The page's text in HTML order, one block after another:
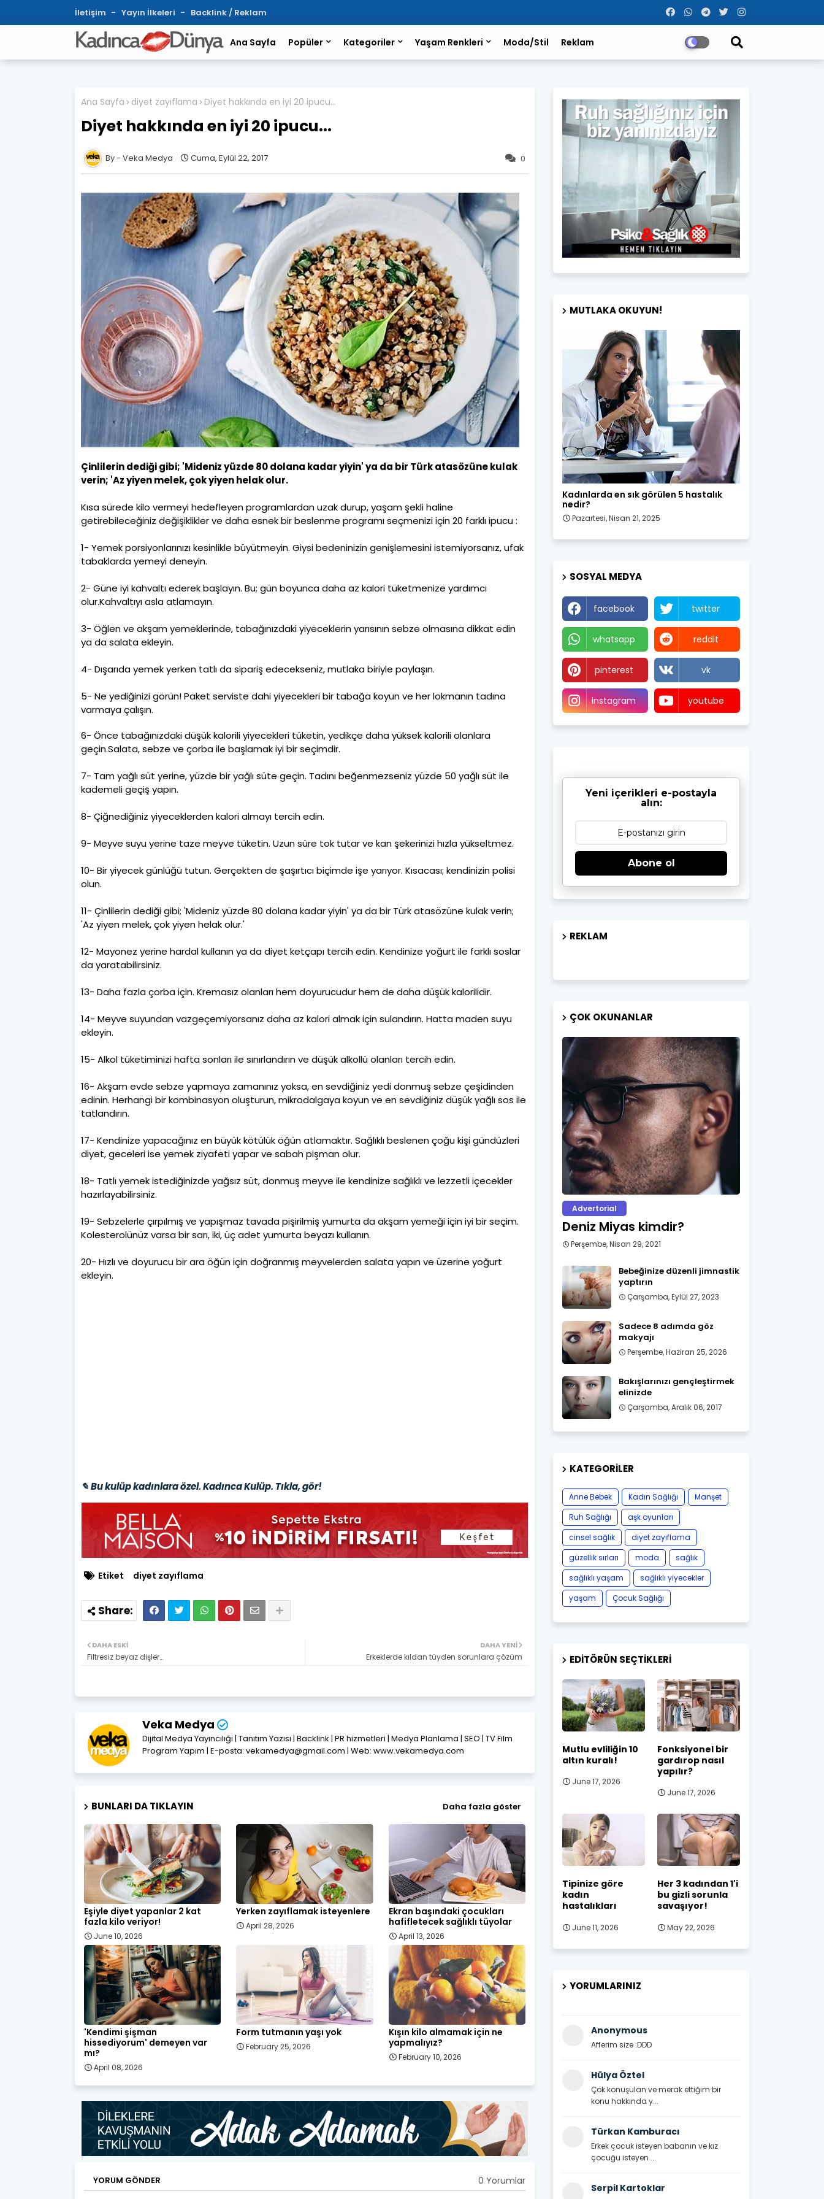
İletişim Yayın İlkeleri Backlink / Reklam
Ana Sayfa Popüler Kategoriler Yaşam Renkleri Moda/Stil Reklam
Ana Sayfa diyet zayıflama Diyet hakkında en iyi 20 ipucu...
Diyet hakkında en iyi 20 ipucu...
0
Veka Medya Cuma, Eylül 22, 2017
Çinlilerin dediği gibi; 'Mideniz yüzde 80 dolana kadar yiyin' ya da bir Türk atasözüne kulak
verin; 'Az yiyen melek, çok yiyen helak olur.
Kısa sürede kilo vermeyi hedefleyen programlardan uzak durup, yaşam şekli haline
getirebileceğiniz değişiklikler ve daha esnek bir beslenme programı seçmenizi için 20 farklı ipucu :
1- Yemek porsiyonlarınızı kesinlikle büyütmeyin. Giysi bedeninizin genişlemesini istemiyorsanız, ufak
tabaklarda yemeyi deneyin.
2- Güne iyi kahvaltı ederek başlayın. Bu; gün boyunca daha az kalori tüketmenize yardımcı
olur.Kahvaltıyı asla atlamayın.
3- Öğlen ve akşam yemeklerinde, tabağınızdaki yiyeceklerin yarısının sebze olmasına dikkat edin
ya da salata ekleyin.
4- Dışarıda yemek yerken tatlı da sipariş edecekseniz, mutlaka biriyle paylaşın.
5- Ne yediğinizi görün! Paket serviste dahi yiyecekleri bir tabağa koyun ve her lokmanın tadına
varmaya çalışın.
6- Önce tabağınızdaki düşük kalorili yiyecekleri tüketin, yedikçe daha yüksek kalorili olanlara
geçin.Salata, sebze ve çorba ile başlamak iyi bir seçimdir.
7- Tam yağlı süt yerine, yüzde bir yağlı süte geçin. Tadını beğenmezseniz yüzde 50 yağlı süt ile
kademeli geçiş yapın.
8- Çiğnediğiniz yiyeceklerden kalori almayı tercih edin.
9- Meyve suyu yerine taze meyve tüketin. Uzun süre tok tutar ve kan şekerinizi hızla yükseltmez.
10- Bir yiyecek günlüğü tutun. Gerçekten de şaşırtıcı biçimde işe yarıyor. Kısacası; kendinizin polisi
olun.
11- Çinlilerin dediği gibi; 'Mideniz yüzde 80 dolana kadar yiyin' ya da bir Türk atasözüne kulak verin;
'Az yiyen melek, çok yiyen helak olur.'
12- Mayonez yerine hardal kullanın ya da diyet ketçapı tercih edin. Kendinize yoğurt ile farklı soslar
da yaratabilirsiniz.
13- Daha fazla çorba için. Kremasız olanları hem doyurucudur hem de daha düşük kalorilidir.
14- Meyve suyundan vazgeçemiyorsanız daha az kalori almak için sulandırın. Hatta maden suyu
ekleyin.
15- Alkol tüketiminizi hafta sonları ile sınırlandırın ve düşük alkollü olanları tercih edin.
16- Akşam evde sebze yapmaya zamanınız yoksa, en sevdiğiniz yedi donmuş sebze çeşidinden
edinin. Herhangi bir kombinasyon oluşturun, mikrodalgaya koyun ve en sevdiğiniz düşük yağlı sos ile
tatlandırın.
17- Kendinize yapacağınız en büyük kötülük öğün atlamaktır. Sağlıklı beslenen çoğu kişi gündüzleri
diyet, geceleri ise yemek ziyafeti yapar ve sabah pişman olur.
18- Tatlı yemek istediğinizde yağsız süt, donmuş meyve ile kendinize sağlıklı ve lezzetli içecekler
hazırlayabilirsiniz.
19- Sebzelerle çırpılmış ve yapışmaz tavada pişirilmiş yumurta da akşam yemeği için iyi bir seçim.
Kolesterolünüz varsa bir sarı, iki, üç adet yumurta beyazı kullanın.
20- Hızlı ve doyurucu bir ara öğün için doğranmış meyvelerden salata yapın ve üzerine yoğurt
ekleyin.
✎ Bu kulüp kadınlara özel. Kadınca Kulüp. Tıkla, gör!
Etiket diyet zayıflama
DAHA YENI
Erkeklerde kıldan tüyden sorunlara çözüm
DAHA ESKI
Filtresiz beyaz dişler…
Veka Medya
Dijital Medya Yayıncılığı | Tanıtım Yazısı | Backlink | PR hizmetleri | Medya Planlama | SEO | TV Film
Program Yapım | E-posta: vekamedya@gmail.com | Web: www.vekamedya.com
BUNLARI DA TIKLAYIN Daha fazla göster
Eşiyle diyet yapanlar 2 kat
fazla kilo veriyor!
June 10, 2026
Yerken zayıflamak isteyenlere
April 28, 2026
Ekran başındaki çocukları
hafifletecek sağlıklı tüyolar
April 13, 2026
'Kendimi şişman
hissediyorum' demeyen var
mı?
April 08, 2026
Form tutmanın yaşı yok
February 25, 2026
Kışın kilo almamak için ne
yapmalıyız?
February 10, 2026
YORUM GÖNDER 0 Yorumlar
MUTLAKA OKUYUN!
Kadın Sağlığı
Kadınlarda en sık görülen 5 hastalık
nedir?
Pazartesi, Nisan 21, 2025
SOSYAL MEDYA
facebook twitter
whatsapp reddit
pinterest vk
instagram youtube
Yeni içerikleri e-postayla
alın:
Abone ol
REKLAM
ÇOK OKUNANLAR
Advertorial
Deniz Miyas kimdir?
Perşembe, Nisan 29, 2021
Bebeğinize düzenli jimnastik
yaptırın
Çarşamba, Eylül 27, 2023
Sadece 8 adımda göz
makyajı
Perşembe, Haziran 25, 2026
Bakışlarınızı gençleştirmek
elinizde
Çarşamba, Aralık 06, 2017
KATEGORILER
Anne Bebek Kadın Sağlığı
Manşet
Ruh Sağlığı
aşk oyunları
cinsel sağlık
diyet zayıflama
güzellik sırları
moda
sağlık
sağlıklı yaşam
sağlıklı yiyecekler
yaşam
Çocuk Sağlığı
EDITÖRÜN SEÇTIKLERI
Mutlu evliliğin 10
altın kuralı!
June 17, 2026
Fonksiyonel bir
gardırop nasıl
yapılır?
June 17, 2026
Tipinize göre
kadın
hastalıkları
June 11, 2026
Her 3 kadından 1'i
bu gizli sorunla
savaşıyor!
May 22, 2026
YORUMLARINIZ
Anonymous
Afferim size :DDD
Hülya Öztel
Çok konuşulan ve merak ettiğim bir
konu hakkında y...
Türkan Kamburacı
Erkek çocuk isteyen babanın ve kız
çocuğu isteyen ...
Serpil Kartoklar